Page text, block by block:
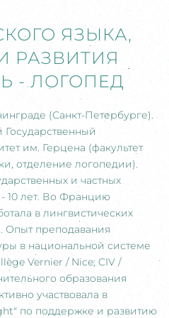
ЯЗЫКА,
РАЗВИТИЯ
- ЛОГОПЕД
(Санкт-Петербурге).
им. Герцена (факультет
отделение логопедии).
и частных
10 лет. Во Францию
в лингвистических
Опыт преподавания
в национальной системе
Vernier / Nice; CIV /
образования
участвовала в
по поддержке и развитию